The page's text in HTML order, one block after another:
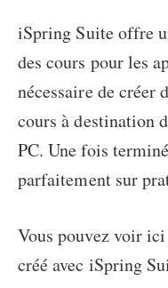
iSpring Suite offre
des cours pour les
nécessaire de créer
cours à destination
PC. Une fois
parfaitement sur
Vous pouvez voir
créé avec iSpring